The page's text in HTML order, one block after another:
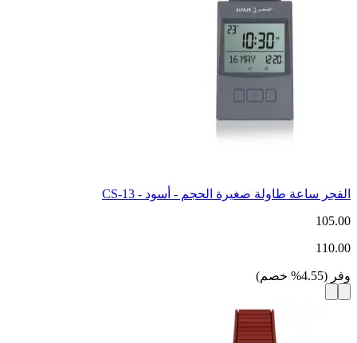
الفجر ساعة طاولة صغيرة الحجم - أسود - CS-13
105.00
110.00
وفر (
4.55
% خصم)